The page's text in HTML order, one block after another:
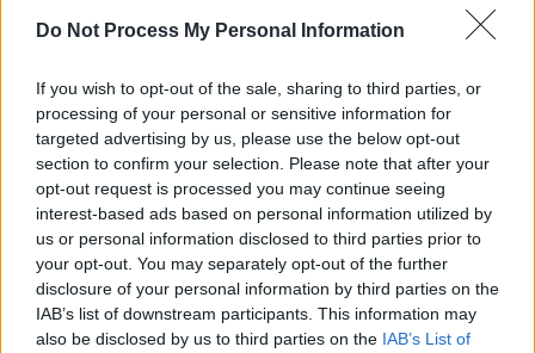
Do Not Process My Personal Information
If you wish to opt-out of the sale, sharing to third parties, or
processing of your personal or sensitive information for
targeted advertising by us, please use the below opt-out
section to confirm your selection. Please note that after your
opt-out request is processed you may continue seeing
interest-based ads based on personal information utilized by
us or personal information disclosed to third parties prior to
your opt-out. You may separately opt-out of the further
disclosure of your personal information by third parties on the
IAB’s list of downstream participants. This information may
also be disclosed by us to third parties on the IAB’s List of
POT (Gavrilă)
PACE (Peia)
Acțiunea Conservatoare (Târziu)
PDF (Lazarus)
PUSL (D. Voiculescu)
PNȚCD (Pavelescu)
PNCR (Terheș)
Partidul Patrioților (Surugiu)